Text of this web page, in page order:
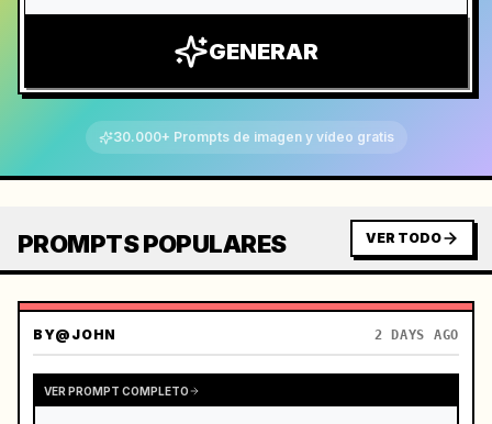
GENERAR
30.000+ Prompts de imagen y vídeo gratis
PROMPTS POPULARES VER TODO
BY@JOHN 2 DAYS AGO
VER PROMPT COMPLETO